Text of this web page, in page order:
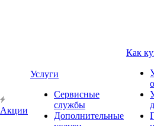
Акции
Услуги
Сервисные
службы
Дополнительные
Как